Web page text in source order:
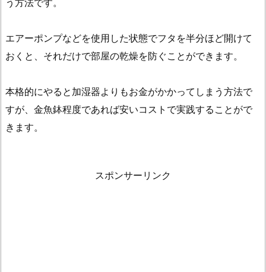
エアーポンプなどを使用した状態でフタを半分ほど開けて
おくと、それだけで部屋の乾燥を防ぐことができます。
本格的にやると加湿器よりもお金がかかってしまう方法で
すが、金魚鉢程度であれば安いコストで実践することがで
きます。
スポンサーリンク